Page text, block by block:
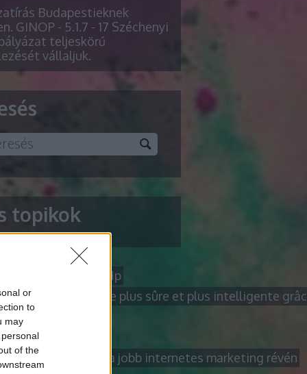
or
to
may
of the
Budapestieknek
GINOP - 5.1.7 - 17 Széchenyi
teljeskörű
vállaljuk.
topikok
Acer Hp
en ligne de manière plus sûre et plus intelligente
céljait a jobb internetes marketing révén